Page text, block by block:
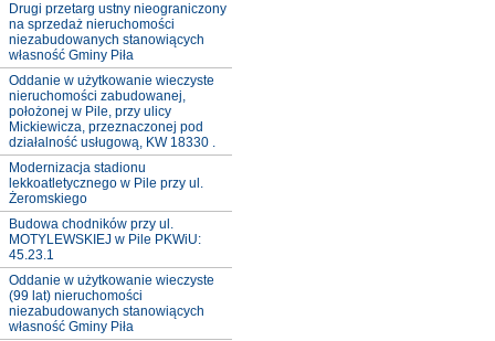
Drugi przetarg ustny nieograniczony
na sprzedaż nieruchomości
niezabudowanych stanowiących
własność Gminy Piła
Oddanie w użytkowanie wieczyste
nieruchomości zabudowanej,
położonej w Pile, przy ulicy
Mickiewicza, przeznaczonej pod
działalność usługową, KW 18330 .
Modernizacja stadionu
lekkoatletycznego w Pile przy ul.
Żeromskiego
Budowa chodników przy ul.
MOTYLEWSKIEJ w Pile PKWiU:
45.23.1
Oddanie w użytkowanie wieczyste
(99 lat) nieruchomości
niezabudowanych stanowiących
własność Gminy Piła